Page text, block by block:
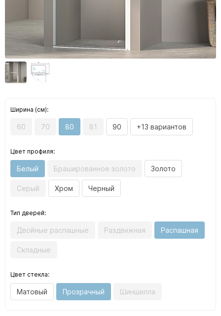
Ширина (см):
60 70 80 81 90 +13 вариантов
Цвет профиля:
Белый Брашированное золото Золото
Серый Хром Черный
Тип дверей:
Двойные распашные Раздвижная Распашная
Складные
Цвет стекла:
Матовый Прозрачный Шиншилла